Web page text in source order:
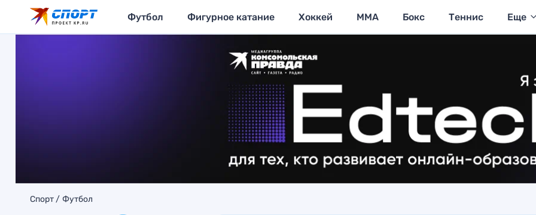
Футбол Фигурное катание Хоккей MMA Бокс Теннис Еще
Спорт Футбол